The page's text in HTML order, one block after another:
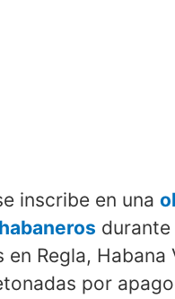
inscribe en una
Regla, Habana
por